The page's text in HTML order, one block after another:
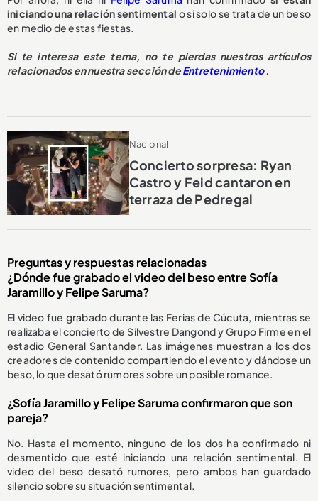
iniciando una relación sentimental o si solo se trata de un beso
en medio de estas fiestas.
Si te interesa este tema, no te pierdas nuestros artículos
relacionados en nuestra sección deEntretenimiento.
Nacional
Concierto sorpresa: Ryan
Castro y Feid cantaron en
terraza de Pedregal
Preguntas y respuestas relacionadas
¿Dónde fue grabado el video del beso entre Sofía
Jaramillo y Felipe Saruma?
El video fue grabado durante las Ferias de Cúcuta, mientras se
realizaba el concierto de Silvestre Dangond y Grupo Firme en el
estadio General Santander. Las imágenes muestran a los dos
creadores de contenido compartiendo el evento y dándose un
beso, lo que desató rumores sobre un posible romance.
¿Sofía Jaramillo y Felipe Saruma confirmaron que son
pareja?
No. Hasta el momento, ninguno de los dos ha confirmado ni
desmentido que esté iniciando una relación sentimental. El
video del beso desató rumores, pero ambos han guardado
silencio sobre su situación sentimental.